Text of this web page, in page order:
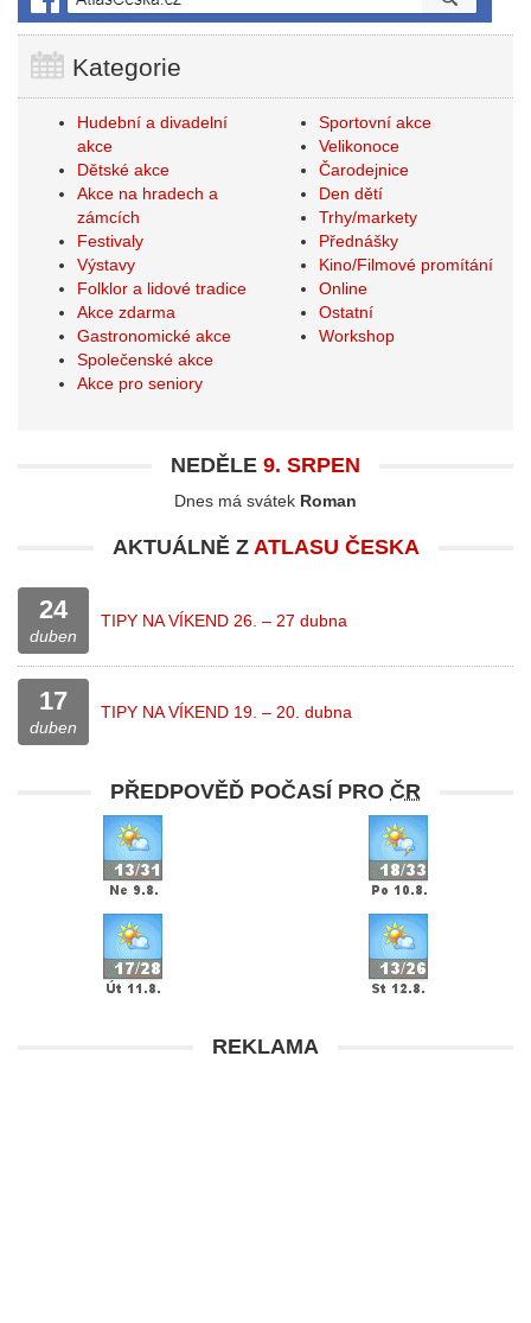
Kategorie
Hudební a divadelní
akce
Dětské akce
Akce na hradech a
zámcích
Festivaly
Výstavy
Folklor a lidové tradice
Akce zdarma
Gastronomické akce
Společenské akce
Akce pro seniory
Sportovní akce
Velikonoce
Čarodejnice
Den dětí
Trhy/markety
Přednášky
Kino/Filmové promítání
Online
Ostatní
Workshop
NEDĚLE 9. SRPEN
Dnes má svátek Roman
AKTUÁLNĚ Z ATLASU ČESKA
24
duben
TIPY NA VÍKEND 26. – 27 dubna
17
duben
TIPY NA VÍKEND 19. – 20. dubna
PŘEDPOVĚĎ POČASÍ PRO ČR
REKLAMA